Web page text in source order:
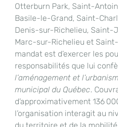
Otterburn Park, Saint-
Basile-le-Grand, Saint-
Denis-sur-Richelieu, Saint-
Marc-sur-Richelieu et
mandat est d’exercer les
responsabilités que lui
l’aménagement et
municipal du Québec.
d’approximativement 136
l’organisation interagit au